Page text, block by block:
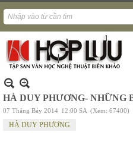
HÀ DUY PHƯƠNG- NHỮNG
07 Tháng Bảy 2014 12:00 SA (Xem: 67400)
HÀ DUY PHƯƠNG